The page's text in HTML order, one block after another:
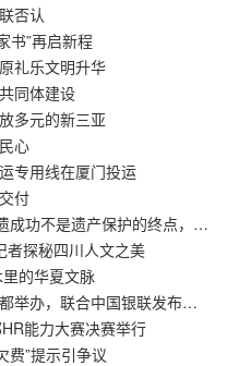
否认
书”再启新程
礼乐文明升华
同体建设
多元的新三亚
心
专用线在厦门投运
付
成功不是遗产保护的终点，而
者探秘四川人文之美
的华夏文脉
举办，联合中国银联发布国
能力大赛决赛举行
费”提示引争议